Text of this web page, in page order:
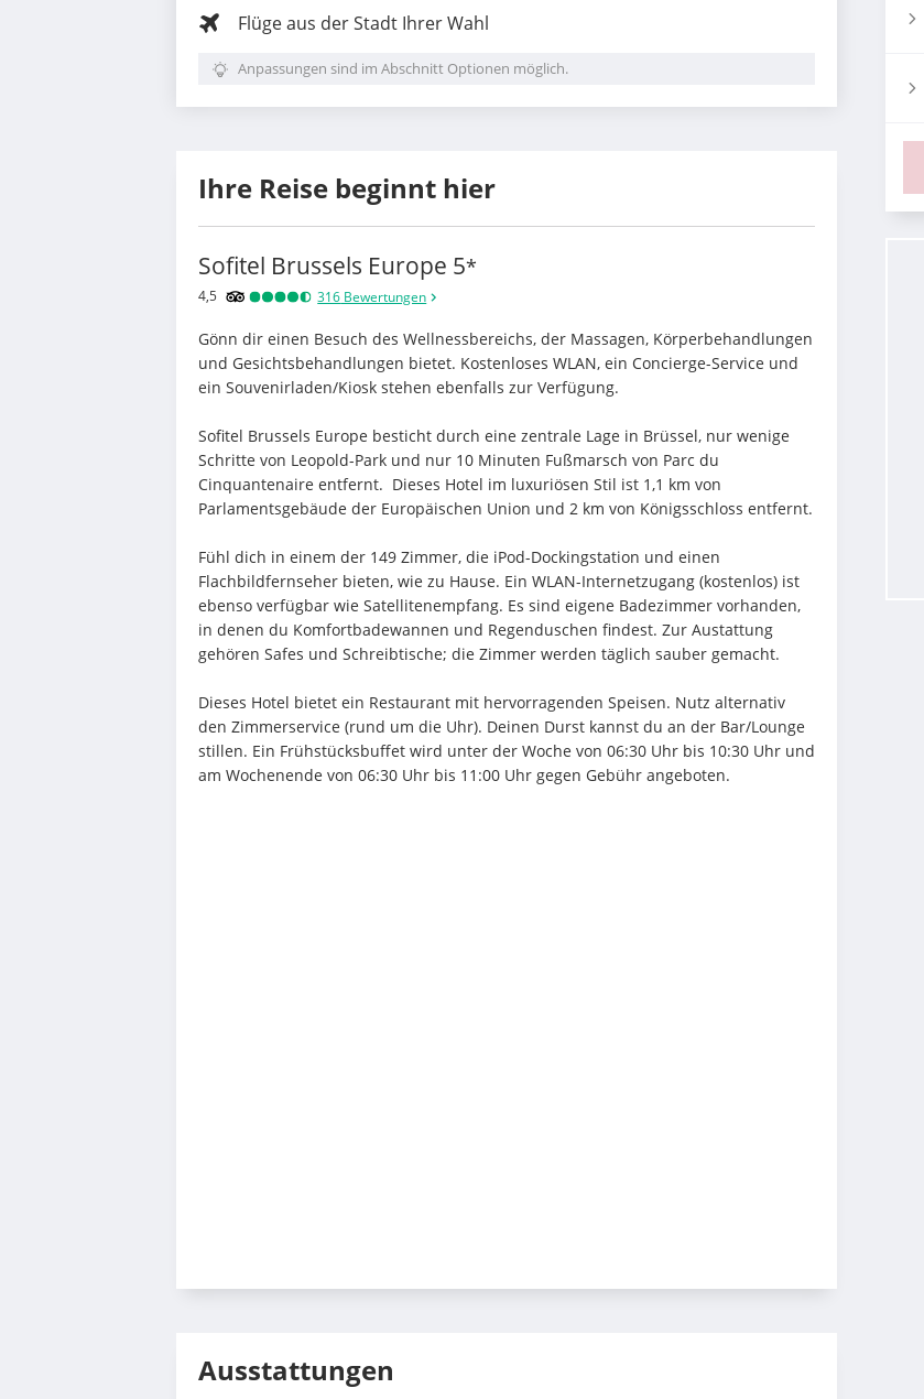
Flüge aus der Stadt Ihrer Wahl
Anpassungen sind im Abschnitt Optionen möglich.
Ihre Reise beginnt hier
Sofitel Brussels Europe 5*
4,5 316 Bewertungen
Gönn dir einen Besuch des Wellnessbereichs, der Massagen, Körperbehandlungen
und Gesichtsbehandlungen bietet. Kostenloses WLAN, ein Concierge-Service und
ein Souvenirladen/Kiosk stehen ebenfalls zur Verfügung.
Sofitel Brussels Europe besticht durch eine zentrale Lage in Brüssel, nur wenige
Schritte von Leopold-Park und nur 10 Minuten Fußmarsch von Parc du
Cinquantenaire entfernt.  Dieses Hotel im luxuriösen Stil ist 1,1 km von
Parlamentsgebäude der Europäischen Union und 2 km von Königsschloss entfernt.
Fühl dich in einem der 149 Zimmer, die iPod-Dockingstation und einen
Flachbildfernseher bieten, wie zu Hause. Ein WLAN-Internetzugang (kostenlos) ist
ebenso verfügbar wie Satellitenempfang. Es sind eigene Badezimmer vorhanden,
in denen du Komfortbadewannen und Regenduschen findest. Zur Austattung
gehören Safes und Schreibtische; die Zimmer werden täglich sauber gemacht.
Dieses Hotel bietet ein Restaurant mit hervorragenden Speisen. Nutz alternativ
den Zimmerservice (rund um die Uhr). Deinen Durst kannst du an der Bar/Lounge
stillen. Ein Frühstücksbuffet wird unter der Woche von 06:30 Uhr bis 10:30 Uhr und
am Wochenende von 06:30 Uhr bis 11:00 Uhr gegen Gebühr angeboten.
Ausstattungen